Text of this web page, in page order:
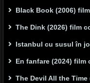
Black Book (2006)
The Dink (2026) film
Istanbul cu susul în
En fanfare (2024) film
The Devil All the